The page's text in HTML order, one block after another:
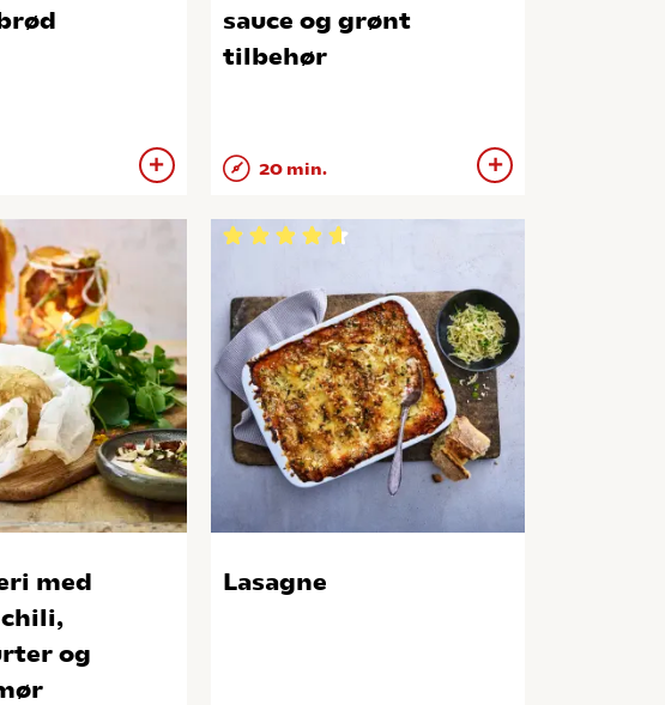
sauce og grønt
tilbehør
20 min.
med
og
Lasagne